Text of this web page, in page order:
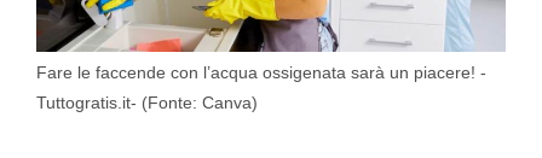
Fare le faccende con l’acqua ossigenata sarà un piacere! -
Tuttogratis.it- (Fonte: Canva)